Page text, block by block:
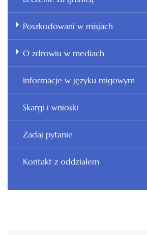
Poszkodowani w misjach
O zdrowiu w mediach
Informacje w języku migowym
Skargi i wnioski
Zadaj pytanie
Kontakt z oddziałem